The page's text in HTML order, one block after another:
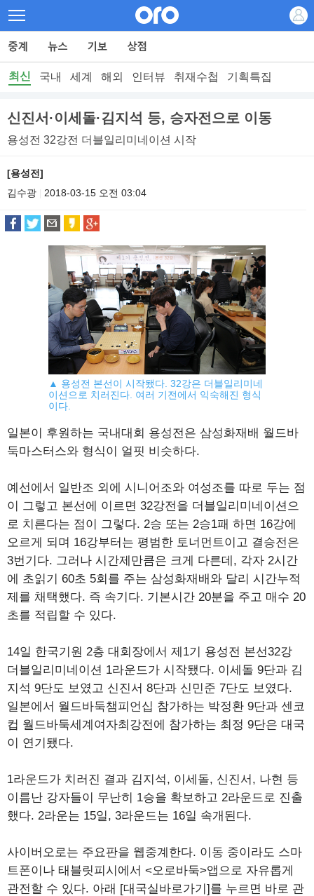
최신 국내 세계 해외 인터뷰 취재수첩 기획특집
신진서·이세돌·김지석 등, 승자전으로 이동
용성전 32강전 더블일리미네이션 시작
[용성전]
김수광
2018-03-15 오전 03:04
▲ 용성전 본선이 시작됐다. 32강은 더블일리미네
이션으로 치러진다. 여러 기전에서 익숙해진 형식
이다.
일본이 후원하는 국내대회 용성전은 삼성화재배 월드바
둑마스터스와 형식이 얼핏 비슷하다.
예선에서 일반조 외에 시니어조와 여성조를 따로 두는 점
이 그렇고 본선에 이르면 32강전을 더블일리미네이션으
로 치른다는 점이 그렇다. 2승 또는 2승1패 하면 16강에
오르게 되며 16강부터는 평범한 토너먼트이고 결승전은
3번기다. 그러나 시간제만큼은 크게 다른데, 각자 2시간
에 초읽기 60초 5회를 주는 삼성화재배와 달리 시간누적
제를 채택했다. 즉 속기다. 기본시간 20분을 주고 매수 20
초를 적립할 수 있다.
14일 한국기원 2층 대회장에서 제1기 용성전 본선32강
더블일리미네이션 1라운드가 시작됐다. 이세돌 9단과 김
지석 9단도 보였고 신진서 8단과 신민준 7단도 보였다.
일본에서 월드바둑챔피언십 참가하는 박정환 9단과 센코
컵 월드바둑세계여자최강전에 참가하는 최정 9단은 대국
이 연기됐다.
1라운드가 치러진 결과 김지석, 이세돌, 신진서, 나현 등
이름난 강자들이 무난히 1승을 확보하고 2라운드로 진출
했다. 2라운는 15일, 3라운드는 16일 속개된다.
사이버오로는 주요판을 웹중계한다. 이동 중이라도 스마
트폰이나 태블릿피시에서 <오로바둑>앱으로 자유롭게
관전할 수 있다. 아래 [대국실바로가기]를 누르면 바로 관